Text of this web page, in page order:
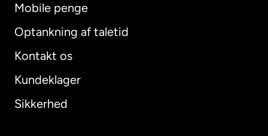
Mobile penge
Optankning af taletid
Kontakt os
Kundeklager
Sikkerhed